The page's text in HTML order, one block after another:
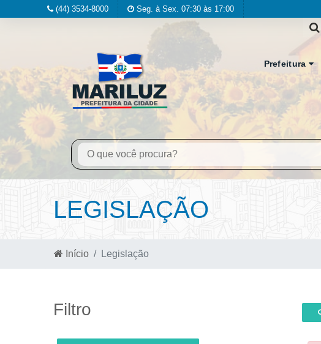
(44) 3534-8000 Seg. à Sex. 07:30 às 17:00
Prefeitura
LEGISLAÇÃO
Início Legislação
Filtro